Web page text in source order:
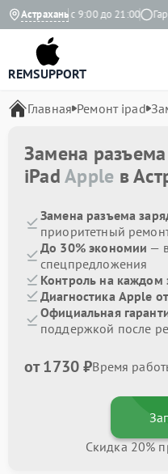
Астрахань
Ежедневно с 9:00 до 21:00
REMSUPPORT
Главная Ремонт ipad
Замена
iPadApple в
Замена разъема
приоритетный
До 30% экономии —
спецпредложения
Контроль на каждом
Диагностика Apple
Официальная
поддержкой после
от 1730 ₽Время
Скидка 20%